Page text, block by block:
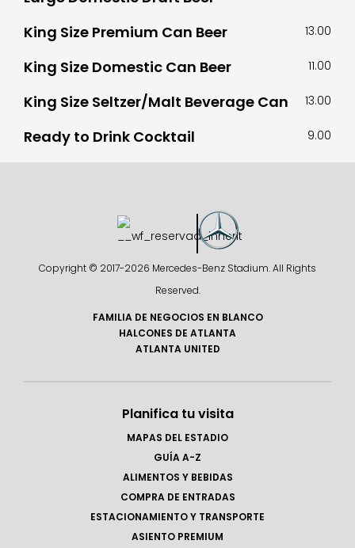
King Size Premium Can Beer 13.00
King Size Domestic Can Beer 11.00
King Size Seltzer/Malt Beverage Can 13.00
Ready to Drink Cocktail 9.00
Copyright © 2017-2026 Mercedes-Benz Stadium. All Rights
Reserved.
FAMILIA DE NEGOCIOS EN BLANCO
HALCONES DE ATLANTA
ATLANTA UNITED
Planifica tu visita
MAPAS DEL ESTADIO
GUÍA A-Z
ALIMENTOS Y BEBIDAS
COMPRA DE ENTRADAS
ESTACIONAMIENTO Y TRANSPORTE
ASIENTO PREMIUM